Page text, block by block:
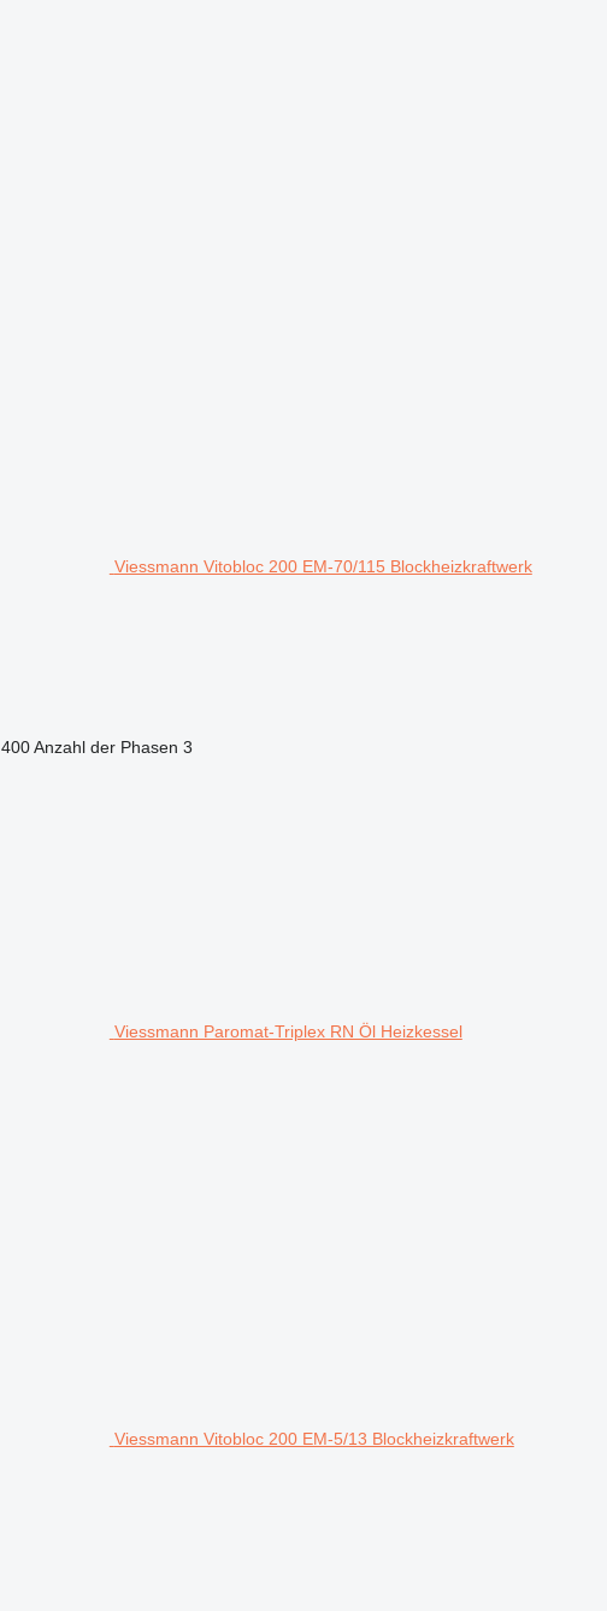
Viessmann Vitobloc 200 EM-70/115 Blockheizkraftwerk
400 Anzahl der Phasen 3
Viessmann Paromat-Triplex RN Öl Heizkessel
Viessmann Vitobloc 200 EM-5/13 Blockheizkraftwerk